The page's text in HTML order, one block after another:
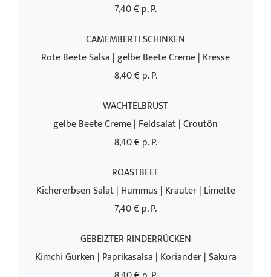
7,40 € p. P.
CAMEMBERTI SCHINKEN
Rote Beete Salsa | gelbe Beete Creme | Kresse
8,40 € p. P.
WACHTELBRUST
gelbe Beete Creme | Feldsalat | Croutôn
8,40 € p. P.
ROASTBEEF
Kichererbsen Salat | Hummus | Kräuter | Limette
7,40 € p. P.
GEBEIZTER RINDERRÜCKEN
Kimchi Gurken | Paprikasalsa | Koriander | Sakura